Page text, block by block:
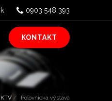
0903 548 393
KONTAKT
KTV Poľovnícka výstava